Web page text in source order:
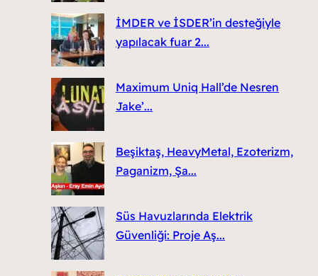
İMDER ve İSDER’in desteğiyle
yapılacak fuar 2...
Maximum Uniq Hall’de Nesren
Jake’...
Beşiktaş, HeavyMetal, Ezoterizm,
Paganizm, Şa...
Süs Havuzlarında Elektrik
Güvenliği: Proje Aş...